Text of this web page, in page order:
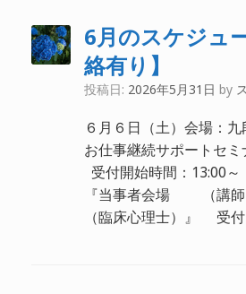
6月のスケジュ
絡有り】
投稿日: 2026年5月31日 by
６月６日（土）会場：
お仕事継続サポートセ
受付開始時間：
『当事者会場 （講師
（臨床心理士）』 受